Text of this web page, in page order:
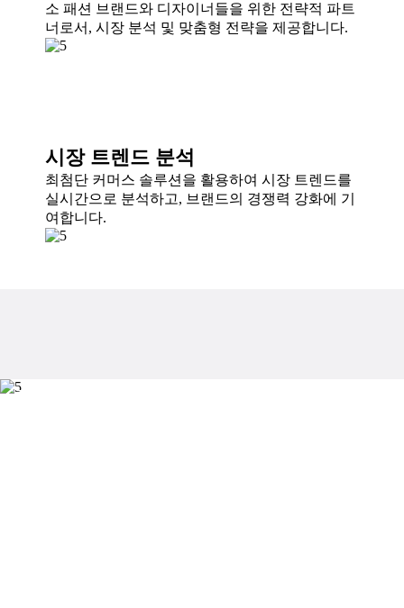
소 패션 브랜드와 디자이너들을 위한 전략적 파트
너로서, 시장 분석 및 맞춤형 전략을 제공합니다.
시장 트렌드 분석
최첨단 커머스 솔루션을 활용하여 시장 트렌드를
실시간으로 분석하고, 브랜드의 경쟁력 강화에 기
여합니다.
K-패션 브랜드의 글로벌